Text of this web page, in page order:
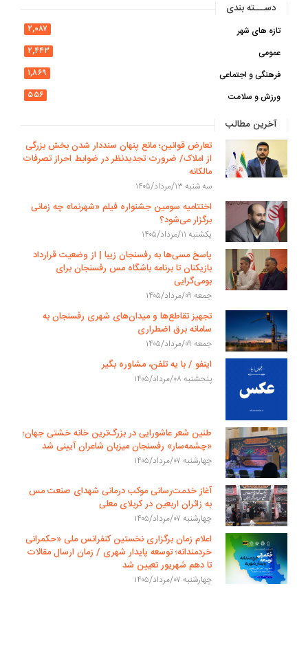
دســـته بندی
تازه های شهر
۲,۰۸۷
عمومی
۲,۴۴۳
فرهنگی و اجتماعی
۱,۸۶۹
ورزش و سلامت
۵۵۶
آخرین مطالب
تعارض قوانین؛ مانع پنهان سنددار شدن بخش بزرگی
از املاک/ ضرورت تجدیدنظر در ضوابط احراز تصرفات
مالکانه
سه شنبه ۱۳/مرداد/۱۴۰۵
اختتامیه سومین جشنواره فیلم «شهرنما» چه زمانی
برگزار می‌شود؟
یکشنبه ۱۱/مرداد/۱۴۰۵
پاسخ مسی‌ها به رفسنجان زیبا | از وضعیت قرارداد
بازیکنان تا برنامه باشگاه مس رفسنجان برای
بومی‌گرایی
جمعه ۰۹/مرداد/۱۴۰۵
تجهیز تقاطع‌ها و میدان‌های شهری رفسنجان به
سامانه برق اضطراری
جمعه ۰۹/مرداد/۱۴۰۵
اینفو / با یه تلفن، مشاوره بگیر
پنجشنبه ۰۸/مرداد/۱۴۰۵
طنین شعر عاشورایی در بزرگ‌ترین خانه خشتی جهان؛
«چشمه‌سار» رفسنجان میزبان شاعران آیینی شد
چهارشنبه ۰۷/مرداد/۱۴۰۵
آغاز خدمت‌رسانی موکب درمانی شهدای صنعت مس
به زائران اربعین در کربلای معلی
چهارشنبه ۰۷/مرداد/۱۴۰۵
اعلام زمان برگزاری نخستین کنفرانس ملی «حکمرانی
خردمندانه؛ توسعه پایدار شهری / زمان ارسال مقالات
تا دهم شهریور تعیین شد
چهارشنبه ۰۷/مرداد/۱۴۰۵